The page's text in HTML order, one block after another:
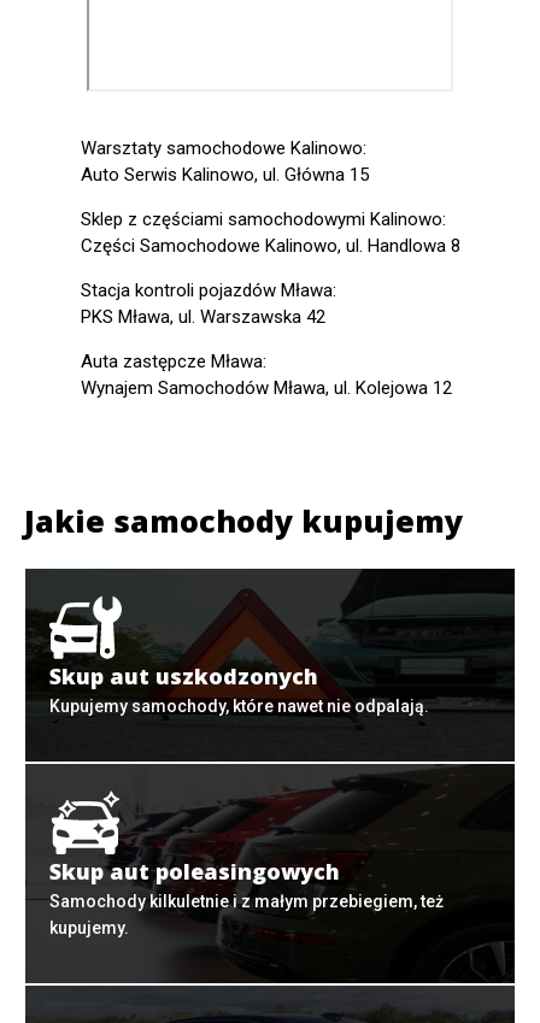
Warsztaty samochodowe Kalinowo:
Auto Serwis Kalinowo, ul. Główna 15
Sklep z częściami samochodowymi Kalinowo:
Części Samochodowe Kalinowo, ul. Handlowa 8
Stacja kontroli pojazdów Mława:
PKS Mława, ul. Warszawska 42
Auta zastępcze Mława:
Wynajem Samochodów Mława, ul. Kolejowa 12
Jakie samochody kupujemy
Skup aut uszkodzonych
Kupujemy samochody, które nawet nie odpalają.
Skup aut poleasingowych
Samochody kilkuletnie i z małym przebiegiem, też
kupujemy.